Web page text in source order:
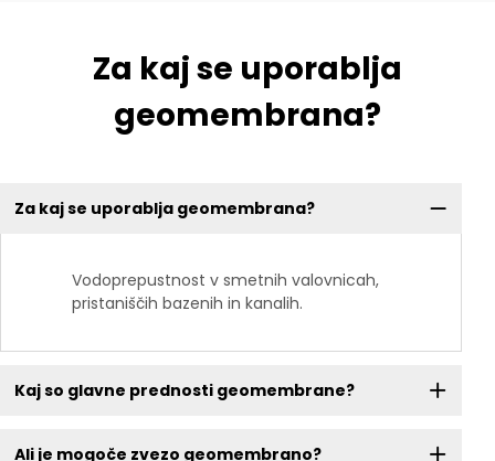
Za kaj se uporablja
geomembrana?
Za kaj se uporablja geomembrana?
Vodoprepustnost v smetnih valovnicah,
pristaniščih bazenih in kanalih.
Kaj so glavne prednosti geomembrane?
Ali je mogoče zvezo geomembrano?